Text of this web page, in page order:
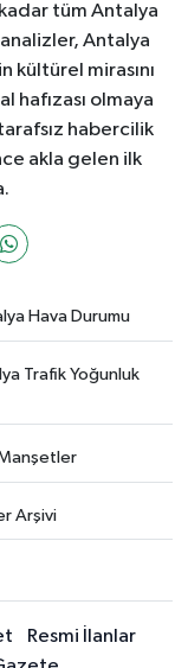
tüm Antalya
Antalya
mirasını
hafızası olmaya
habercilik
akla gelen ilk
Hava Durumu
Trafik Yoğunluk
Arşivi
Resmi İlanlar